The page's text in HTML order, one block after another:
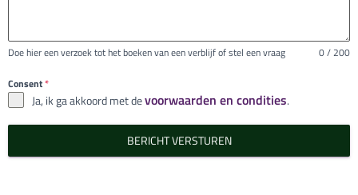
Doe hier een verzoek tot het boeken van een verblijf of stel een vraag 0 / 200
Consent*
Ja, ik ga akkoord met devoorwaarden en condities.
BERICHT VERSTUREN